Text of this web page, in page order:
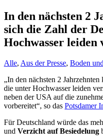
In den nächsten 2
sich die Zahl der
Hochwasser leiden
Alle, Aus der Presse, Boden
„In den nächsten 2
die unter Hochwasser leiden
neben der USA auf die
vorbereitet“, so das Potsdamer
Für Deutschland würde das
und Verzicht auf Besiedelung